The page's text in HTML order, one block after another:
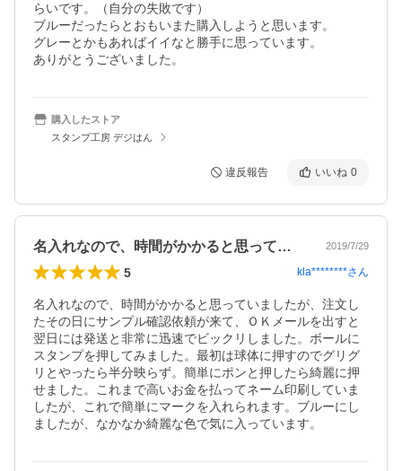
らいです。（自分の失敗です）
ブルーだったらとおもいまた購入しようと思います。
グレーとかもあればイイなと勝手に思っています。
ありがとうございました。
購入したストア
スタンプ工房 デジはん
違反報告 いいね 0
名入れなので、時間がかかると思っていま… 2019/7/29
5 kla********さん
名入れなので、時間がかかると思っていましたが、注文し
たその日にサンプル確認依頼が来て、ＯＫメールを出すと
翌日には発送と非常に迅速でビックリしました。ボールに
スタンプを押してみました。最初は球体に押すのでグリグ
リとやったら半分映らず。簡単にポンと押したら綺麗に押
せました。これまで高いお金を払ってネーム印刷していま
したが、これで簡単にマークを入れられます。ブルーにし
ましたが、なかなか綺麗な色で気に入っています。